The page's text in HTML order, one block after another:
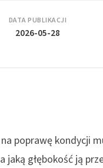
DATA PUBLIKACJI
2026-05-28
poprawę kondycji
jaką głębokość ją